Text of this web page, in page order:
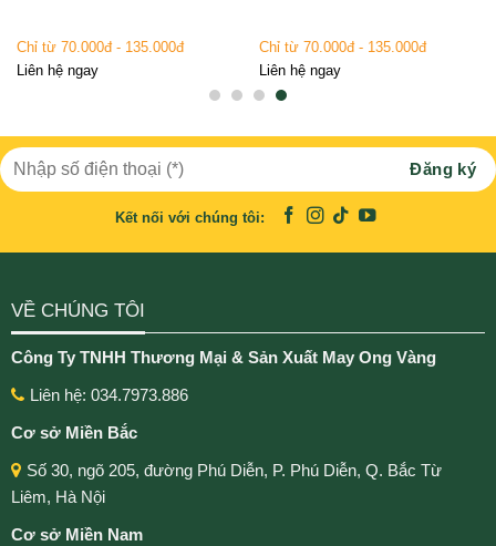
hạng
3.50 5
sao
Chỉ từ 70.000đ - 135.000đ
Liên hệ ngay
Chỉ từ 70.000đ - 135.000đ
Liên hệ ngay
Kết nối với chúng tôi:
VỀ CHÚNG TÔI
Công Ty TNHH Thương Mại & Sản Xuất May Ong Vàng
Liên hệ: 034.7973.886
Cơ sở Miền Bắc
Số 30, ngõ 205, đường Phú Diễn, P. Phú Diễn, Q. Bắc Từ
Liêm, Hà Nội
Cơ sở Miền Nam